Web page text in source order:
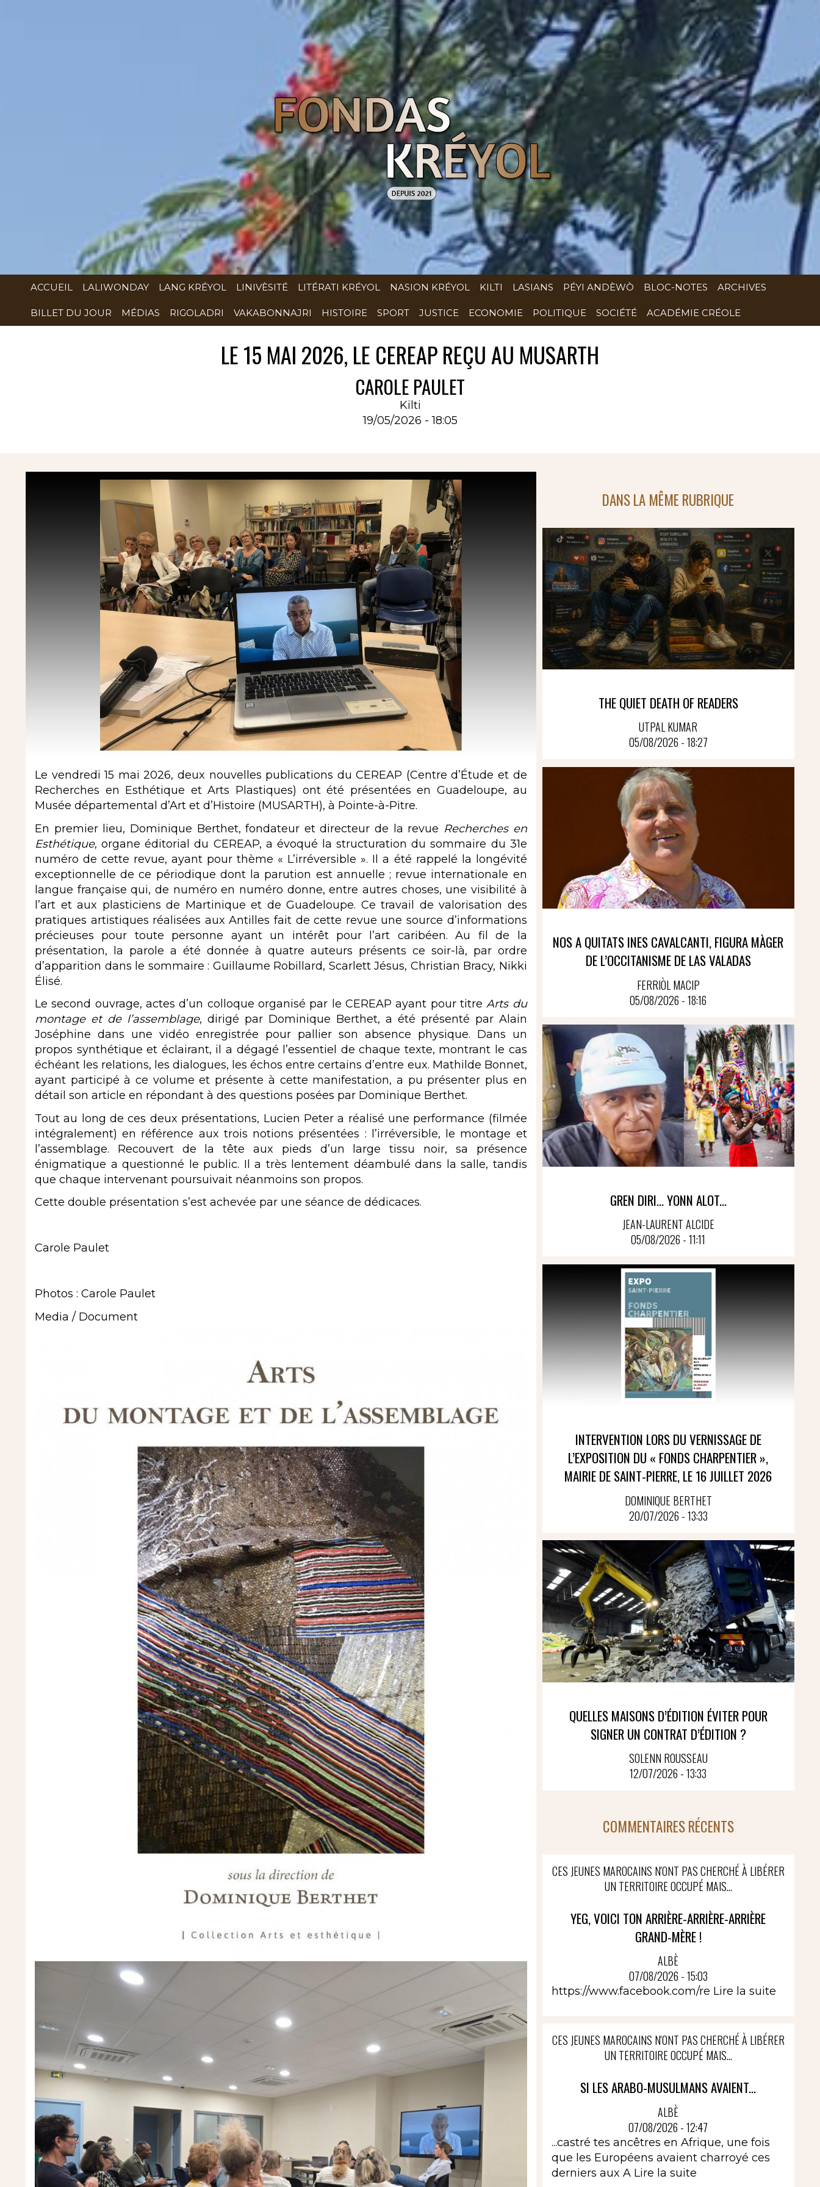
ACCUEIL LALIWONDAY LANG KRÉYOL LINIVÈSITÉ LITÉRATI KRÉYOL NASION KRÉYOL KILTI LASIANS PÉYI ANDÈWÒ BLOC-NOTES ARCHIVES
BILLET DU JOUR MÉDIAS RIGOLADRI VAKABONNAJRI HISTOIRE SPORT JUSTICE ECONOMIE POLITIQUE SOCIÉTÉ ACADÉMIE CRÉOLE
LE 15 MAI 2026, LE CEREAP REÇU AU MUSARTH
CAROLE PAULET
Kilti
19/05/2026 - 18:05
Le vendredi 15 mai 2026, deux nouvelles publications du CEREAP (Centre d’Étude et de
Recherches en Esthétique et Arts Plastiques) ont été présentées en Guadeloupe, au
Musée départemental d’Art et d’Histoire (MUSARTH), à Pointe-à-Pitre.
En premier lieu, Dominique Berthet, fondateur et directeur de la revue Recherches en
Esthétique, organe éditorial du CEREAP, a évoqué la structuration du sommaire du 31e
numéro de cette revue, ayant pour thème « L’irréversible ». Il a été rappelé la longévité
exceptionnelle de ce périodique dont la parution est annuelle ; revue internationale en
langue française qui, de numéro en numéro donne, entre autres choses, une visibilité à
l’art et aux plasticiens de Martinique et de Guadeloupe. Ce travail de valorisation des
pratiques artistiques réalisées aux Antilles fait de cette revue une source d’informations
précieuses pour toute personne ayant un intérêt pour l’art caribéen. Au fil de la
présentation, la parole a été donnée à quatre auteurs présents ce soir-là, par ordre
d’apparition dans le sommaire : Guillaume Robillard, Scarlett Jésus, Christian Bracy, Nikki
Élisé.
Le second ouvrage, actes d’un colloque organisé par le CEREAP ayant pour titreArts du
montage et de l’assemblage, dirigé par Dominique Berthet, a été présenté par Alain
Joséphine dans une vidéo enregistrée pour pallier son absence physique. Dans un
propos synthétique et éclairant, il a dégagé l’essentiel de chaque texte, montrant le cas
échéant les relations, les dialogues, les échos entre certains d’entre eux. Mathilde Bonnet,
ayant participé à ce volume et présente à cette manifestation, a pu présenter plus en
détail son article en répondant à des questions posées par Dominique Berthet.
Tout au long de ces deux présentations, Lucien Peter a réalisé une performance (filmée
intégralement) en référence aux trois notions présentées : l’irréversible, le montage et
l’assemblage. Recouvert de la tête aux pieds d’un large tissu noir, sa présence
énigmatique a questionné le public. Il a très lentement déambulé dans la salle, tandis
que chaque intervenant poursuivait néanmoins son propos.
Cette double présentation s’est achevée par une séance de dédicaces.
Carole Paulet
Photos : Carole Paulet
Media / Document
DANS LA MÊME RUBRIQUE
THE QUIET DEATH OF READERS
UTPAL KUMAR
05/08/2026 - 18:27
NOS A QUITATS INES CAVALCANTI, FIGURA MÀGER
DE L’OCCITANISME DE LAS VALADAS
FERRIÒL MACIP
05/08/2026 - 18:16
GREN DIRI… YONN ALOT...
JEAN-LAURENT ALCIDE
05/08/2026 - 11:11
INTERVENTION LORS DU VERNISSAGE DE
L’EXPOSITION DU « FONDS CHARPENTIER »,
MAIRIE DE SAINT-PIERRE, LE 16 JUILLET 2026
DOMINIQUE BERTHET
20/07/2026 - 13:33
QUELLES MAISONS D’ÉDITION ÉVITER POUR
SIGNER UN CONTRAT D’ÉDITION ?
SOLENN ROUSSEAU
12/07/2026 - 13:33
COMMENTAIRES RÉCENTS
CES JEUNES MAROCAINS N'ONT PAS CHERCHÉ À LIBÉRER
UN TERRITOIRE OCCUPÉ MAIS...
YEG, VOICI TON ARRIÈRE-ARRIÈRE-ARRIÈRE
GRAND-MÈRE !
ALBÈ
07/08/2026 - 15:03
https://www.facebook.com/re Lire la suite
CES JEUNES MAROCAINS N'ONT PAS CHERCHÉ À LIBÉRER
UN TERRITOIRE OCCUPÉ MAIS...
SI LES ARABO-MUSULMANS AVAIENT...
ALBÈ
07/08/2026 - 12:47
...castré tes ancêtres en Afrique, une fois
que les Européens avaient charroyé ces
derniers aux A Lire la suite